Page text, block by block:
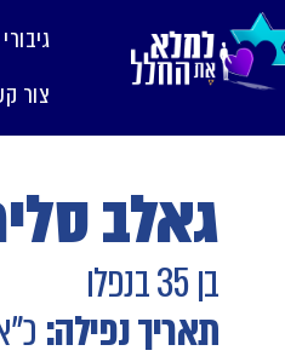
צור
גאלב
בן 35 בנפלו
תאריך נפילה: